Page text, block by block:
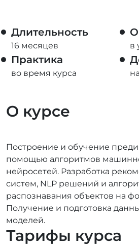
Длительность
16 месяцев в
Практика
во время курса
О курсе
Построение и обучение
помощью алгоритмов
нейросетей. Разработка
систем, NLP решений и
распознавания объектов на
Получение и подготовка
моделей.
Тарифы курса